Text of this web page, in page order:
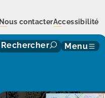
Nous contacterAccessibilité
Rechercher Menu